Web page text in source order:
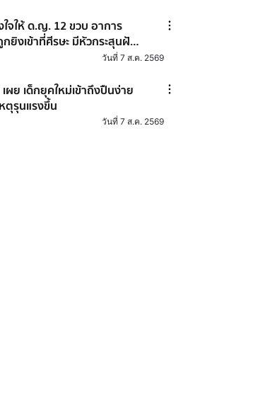
จให้ ด.ญ. 12 ขวบ อาการ
ยิงเข้าที่ศีรษะ มีหัวกระสุนฝัง
คน ผ่าตัดพ้นขีดอันตรายแล้ว
วันที่ 7 ส.ค. 2569
ย เด็กยุคใหม่เข้าถึงปืนง่าย
ตุรุนแรงขึ้น
วันที่ 7 ส.ค. 2569